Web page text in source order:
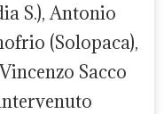
S.), Antonio
(Solopaca),
Sacco